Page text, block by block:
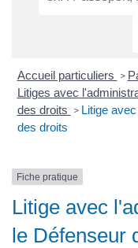
Accueil particuliers >
Litiges avec
des droits > Litige
des droits
Fiche pratique
Litige avec
le Défenseur